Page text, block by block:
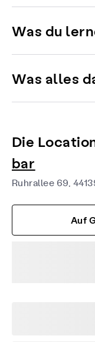
Was du
Was alles
Die
bar
Ruhrallee 69,
Auf